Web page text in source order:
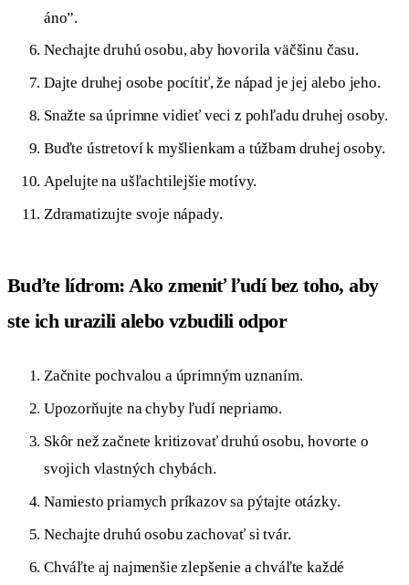
áno”.
Nechajte druhú osobu, aby hovorila väčšinu času.
Dajte druhej osobe pocítiť, že nápad je jej alebo jeho.
Snažte sa úprimne vidieť veci z pohľadu druhej osoby.
Buďte ústretoví k myšlienkam a túžbam druhej osoby.
Apelujte na ušľachtilejšie motívy.
Zdramatizujte svoje nápady.
Buďte lídrom: Ako zmeniť ľudí bez toho, aby
ste ich urazili alebo vzbudili odpor
Začnite pochvalou a úprimným uznaním.
Upozorňujte na chyby ľudí nepriamo.
Skôr než začnete kritizovať druhú osobu, hovorte o
svojich vlastných chybách.
Namiesto priamych príkazov sa pýtajte otázky.
Nechajte druhú osobu zachovať si tvár.
Chváľte aj najmenšie zlepšenie a chváľte každé